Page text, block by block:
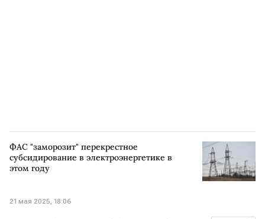
ФАС "заморозит" перекрестное
субсидирование в электроэнергетике в
этом году
21 мая 2025, 18:06